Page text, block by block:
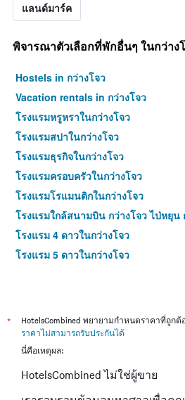
แลนด์มาร์ค
พิจารณาตัวเลือกที่พักอื่นๆ ในกว่าง
Hostels in กว่างโจว
Vacation rentals in กว่างโจว
โรงแรมหรูหราในกว่างโจว
โรงแรมสปาในกว่างโจว
โรงแรมธุรกิจในกว่างโจว
โรงแรมครอบครัวในกว่างโจว
โรงแรมโรแมนติกในกว่างโจว
โรงแรมใกล้สนามบิน กว่างโจว ไป่หยุน
โรงแรม 4 ดาวในกว่างโจว
โรงแรม 5 ดาวในกว่างโจว
*
HotelsCombined พยายามกำหนดราคาที่ถูกต้
ราคาไม่สามารถรับประกันได้
นี่คือเหตุผล:
HotelsCombined ไม่ใช่ผู้ขาย